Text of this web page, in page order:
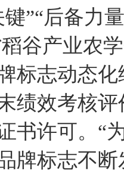
”“后备力
谷产业农
标志动态
绩效考核
书许可。“
牌标志不